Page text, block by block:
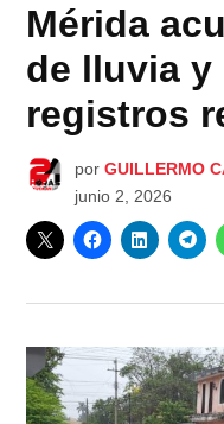
Mérida
de lluvia y
registros
por GUILLERMO
junio 2, 2026